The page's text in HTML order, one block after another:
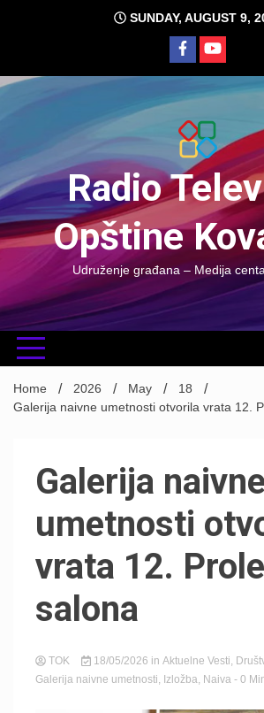
SUNDAY, AUGUST 9,
Radio
Opštine
Udruženje građana – Medija
Home 2026 May
18
Galerija naivne umetnosti otvorila vrata 12.
Galerija naivne
umetnosti
vrata 12.
salona
TOK 18/05/2026 in Aktuelne Vesti,
Galerija naivne umetnosti, Izložba, Naiva - 0